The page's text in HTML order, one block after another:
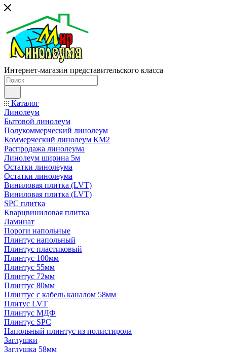
Интернет-магазин представительского класса
Каталог
Линолеум
Бытовой линолеум
Полукоммерческий линолеум
Коммерческий линолеум КМ2
Распродажа линолеума
Линолеум ширина 5м
Остатки линолеума
Остатки линолеума
Виниловая плитка (LVT)
Виниловая плитка (LVT)
SPC плитка
Кварцвиниловая плитка
Ламинат
Пороги напольные
Плинтус напольный
Плинтус пластиковый
Плинтус 100мм
Плинтус 55мм
Плинтус 72мм
Плинтус 80мм
Плинтус с кабель каналом 58мм
Плитус LVT
Плинтус МДФ
Плинтус SPC
Напольный плинтус из полистирола
Заглушки
Заглушка 58мм